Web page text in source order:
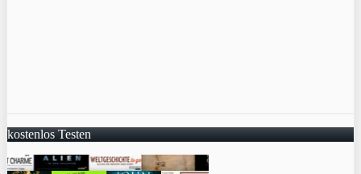
kostenlos Testen